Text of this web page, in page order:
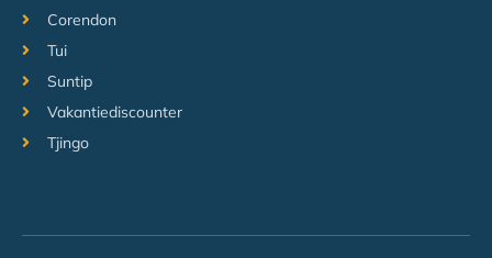
Corendon
Tui
Suntip
Vakantiediscounter
Tjingo